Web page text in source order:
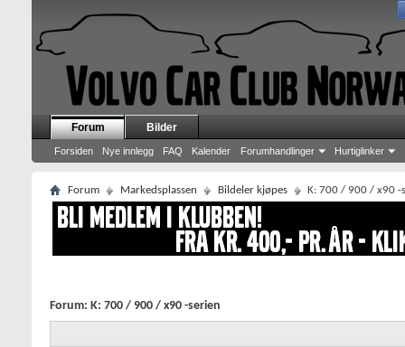
Forum
Forsiden Nye innlegg FAQ Kalender Forumhandlinger Hurtiglinker
Bilder
Forum Markedsplassen Bildeler kjøpes K: 700 / 900 / x90 -
Forum: K: 700 / 900 / x90 -serien